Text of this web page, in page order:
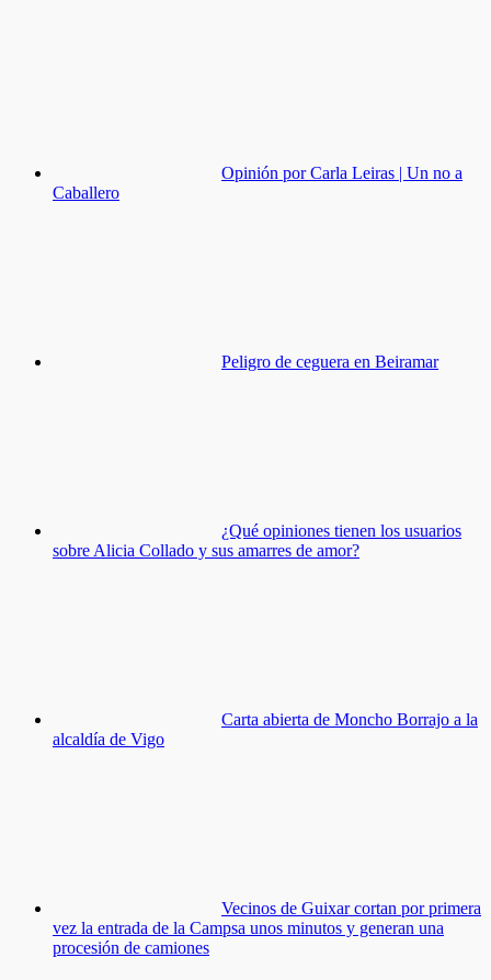
Opinión por Carla Leiras | Un no a
Caballero
Peligro de ceguera en Beiramar
¿Qué opiniones tienen los usuarios
sobre Alicia Collado y sus amarres de amor?
Carta abierta de Moncho Borrajo a la
alcaldía de Vigo
Vecinos de Guixar cortan por primera
vez la entrada de la Campsa unos minutos y generan una
procesión de camiones